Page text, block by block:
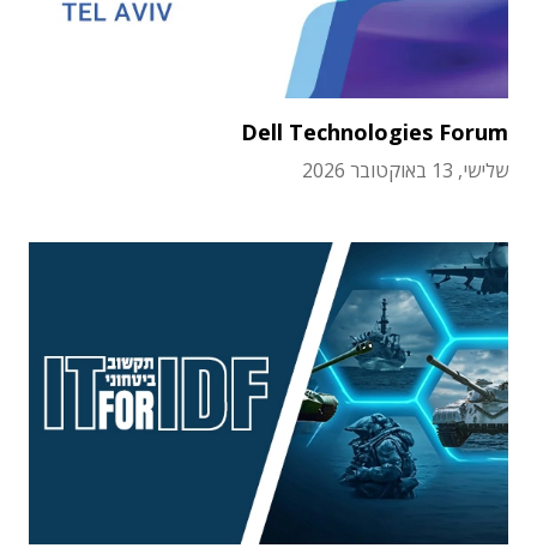
Dell Technologies Forum
שלישי, 13 באוקטובר 2026